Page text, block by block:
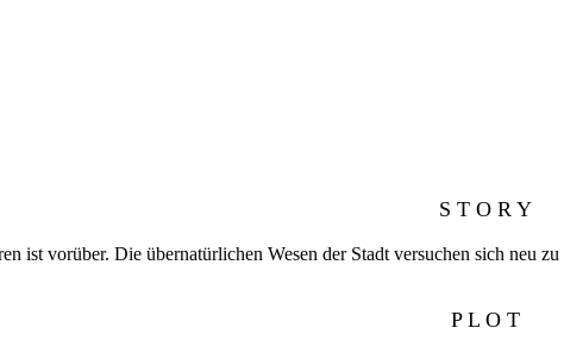
S T O R Y
ist vorüber. Die übernatürlichen Wesen der Stadt versuchen sich neu
P L O T